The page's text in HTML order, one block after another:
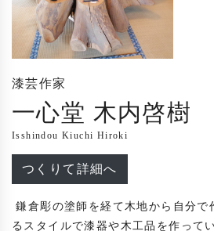
漆芸作家
一心堂 木内啓樹
Isshindou Kiuchi Hiroki
つくりて詳細へ
鎌倉彫の塗師を経て木地から自分で作り、漆を塗り仕上げ
るスタイルで漆器や木工品を作って